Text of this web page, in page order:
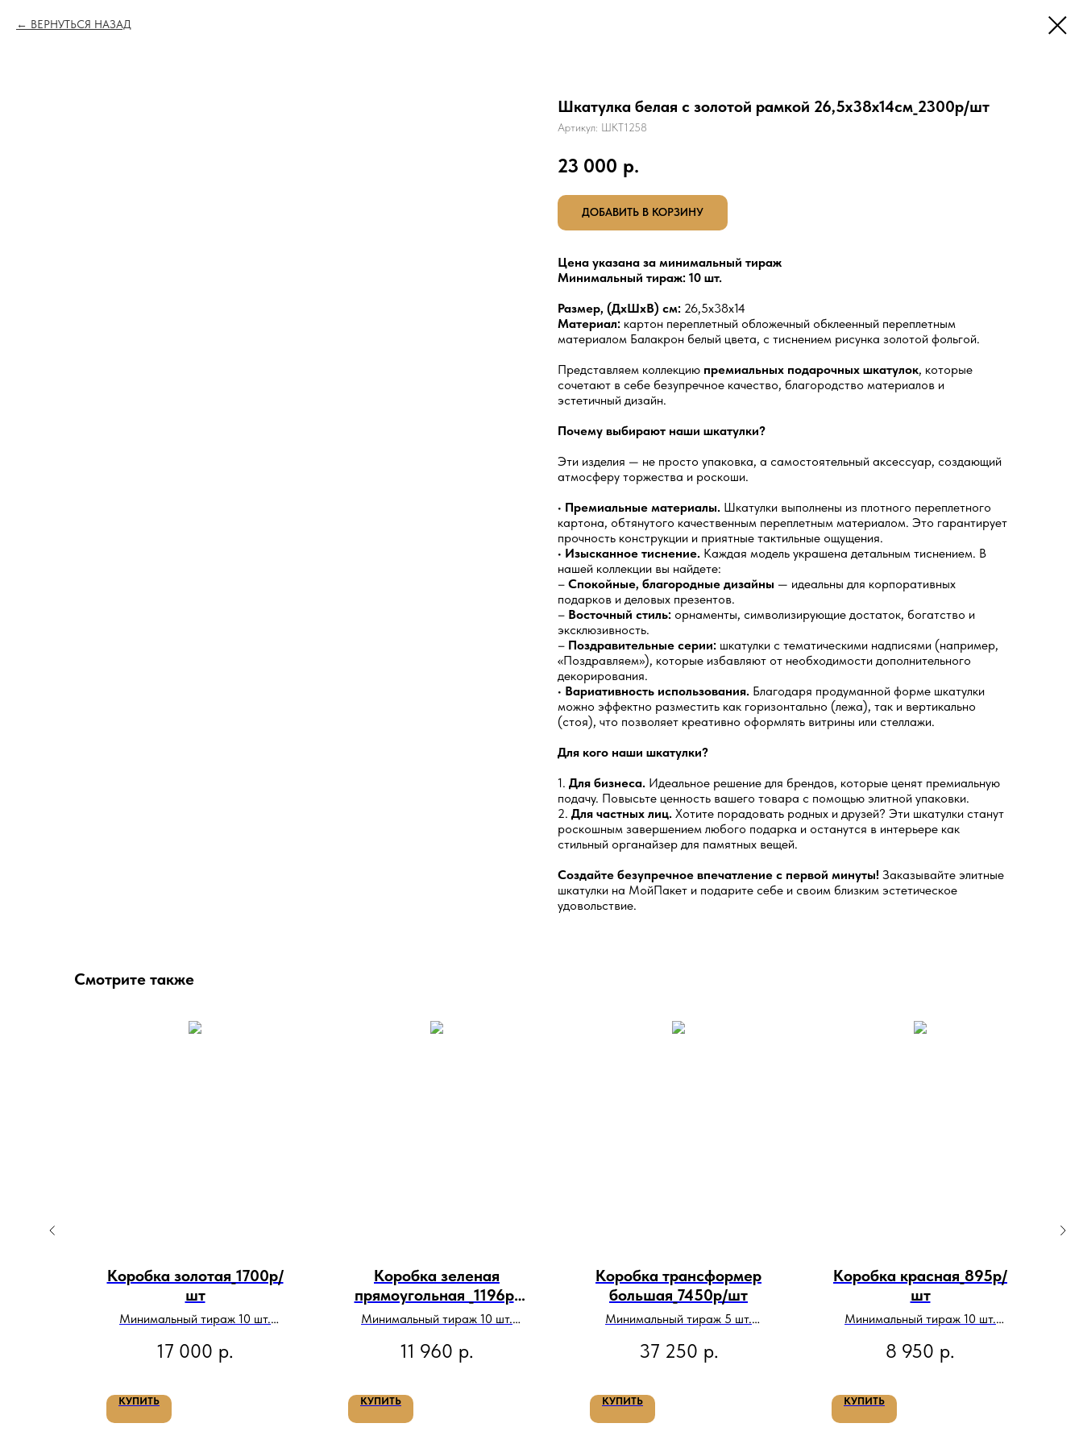
ВЕРНУТЬСЯ НАЗАД
Шкатулка белая с золотой рамкой 26,5х38х14см_2300р/шт
Артикул: ШКТ1258
23 000 р.
ДОБАВИТЬ В КОРЗИНУ
Цена указана за минимальный тираж
Минимальный тираж: 10 шт.
Размер, (ДхШхВ) см: 26,5х38х14
Материал: картон переплетный обложечный обклеенный переплетным
материалом Балакрон белый цвета, с тиснением рисунка золотой фольгой.
Представляем коллекцию премиальных подарочных шкатулок, которые
сочетают в себе безупречное качество, благородство материалов и
эстетичный дизайн.
Почему выбирают наши шкатулки?
Эти изделия — не просто упаковка, а самостоятельный аксессуар, создающий
атмосферу торжества и роскоши.
• Премиальные материалы. Шкатулки выполнены из плотного переплетного
картона, обтянутого качественным переплетным материалом. Это гарантирует
прочность конструкции и приятные тактильные ощущения.
• Изысканное тиснение. Каждая модель украшена детальным тиснением. В
нашей коллекции вы найдете:
– Спокойные, благородные дизайны — идеальны для корпоративных
подарков и деловых презентов.
– Восточный стиль: орнаменты, символизирующие достаток, богатство и
эксклюзивность.
– Поздравительные серии: шкатулки с тематическими надписями (например,
«Поздравляем»), которые избавляют от необходимости дополнительного
декорирования.
• Вариативность использования. Благодаря продуманной форме шкатулки
можно эффектно разместить как горизонтально (лежа), так и вертикально
(стоя), что позволяет креативно оформлять витрины или стеллажи.
Для кого наши шкатулки?
1. Для бизнеса. Идеальное решение для брендов, которые ценят премиальную
подачу. Повысьте ценность вашего товара с помощью элитной упаковки.
2. Для частных лиц. Хотите порадовать родных и друзей? Эти шкатулки станут
роскошным завершением любого подарка и останутся в интерьере как
стильный органайзер для памятных вещей.
Создайте безупречное впечатление с первой минуты! Заказывайте элитные
шкатулки на МойПакет и подарите себе и своим близким эстетическое
удовольствие.
Смотрите также
Коробка золотая_1700р/
шт
Минимальный тираж 10 шт.
17 000 р.
КУПИТЬ
Коробка зеленая
прямоугольная _1196р/
шт
Минимальный тираж 10 шт.
11 960 р.
КУПИТЬ
Коробка трансформер
большая_7450р/шт
Минимальный тираж 5 шт.
37 250 р.
КУПИТЬ
Коробка красная_895р/
шт
Минимальный тираж 10 шт.
8 950 р.
КУПИТЬ